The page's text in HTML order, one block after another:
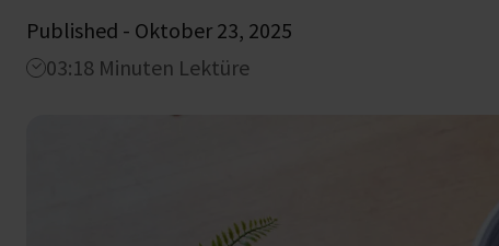
Published - Oktober 23, 2025
03:18 Minuten Lektüre